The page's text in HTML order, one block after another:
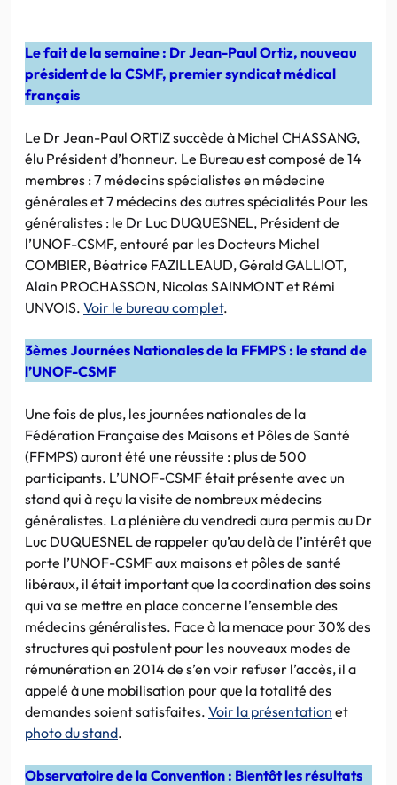
Le fait de la semaine : Dr Jean-Paul Ortiz, nouveau
président de la CSMF, premier syndicat médical
français
Le Dr Jean-Paul ORTIZ succède à Michel CHASSANG,
élu Président d’honneur. Le Bureau est composé de 14
membres : 7 médecins spécialistes en médecine
générales et 7 médecins des autres spécialités Pour les
généralistes : le Dr Luc DUQUESNEL, Président de
l’UNOF-CSMF, entouré par les Docteurs Michel
COMBIER, Béatrice FAZILLEAUD, Gérald GALLIOT,
Alain PROCHASSON, Nicolas SAINMONT et Rémi
UNVOIS. Voir le bureau complet.
3èmes Journées Nationales de la FFMPS : le stand de
l’UNOF-CSMF
Une fois de plus, les journées nationales de la
Fédération Française des Maisons et Pôles de Santé
(FFMPS) auront été une réussite : plus de 500
participants. L’UNOF-CSMF était présente avec un
stand qui à reçu la visite de nombreux médecins
généralistes. La plénière du vendredi aura permis au Dr
Luc DUQUESNEL de rappeler qu’au delà de l’intérêt que
porte l’UNOF-CSMF aux maisons et pôles de santé
libéraux, il était important que la coordination des soins
qui va se mettre en place concerne l’ensemble des
médecins généralistes. Face à la menace pour 30% des
structures qui postulent pour les nouveaux modes de
rémunération en 2014 de s’en voir refuser l’accès, il a
appelé à une mobilisation pour que la totalité des
demandes soient satisfaites. Voir la présentation et
photo du stand.
Observatoire de la Convention : Bientôt les résultats